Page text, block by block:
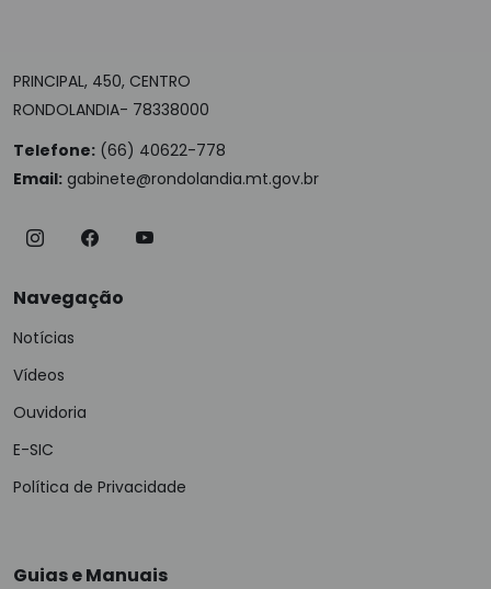
PRINCIPAL, 450, CENTRO
RONDOLANDIA- 78338000
Telefone: (66) 40622-778
Email: gabinete@rondolandia.mt.gov.br
Navegação
Notícias
Vídeos
Ouvidoria
E-SIC
Política de Privacidade
Guias e Manuais